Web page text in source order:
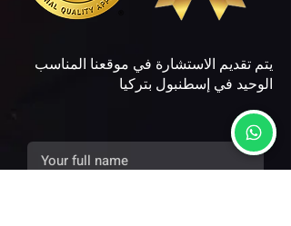
يتم تقديم الاستشارة في موقعنا المناسب
الوحيد في إسطنبول بتركيا